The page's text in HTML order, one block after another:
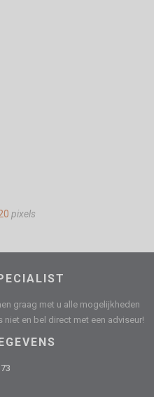
pixels
graag met u alle mogelijkheden
niet en bel direct met een adviseur!